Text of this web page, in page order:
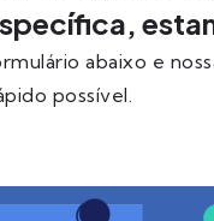
abaixo e
possível.